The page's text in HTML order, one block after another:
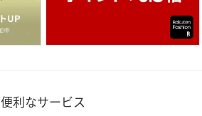
便利なサービス